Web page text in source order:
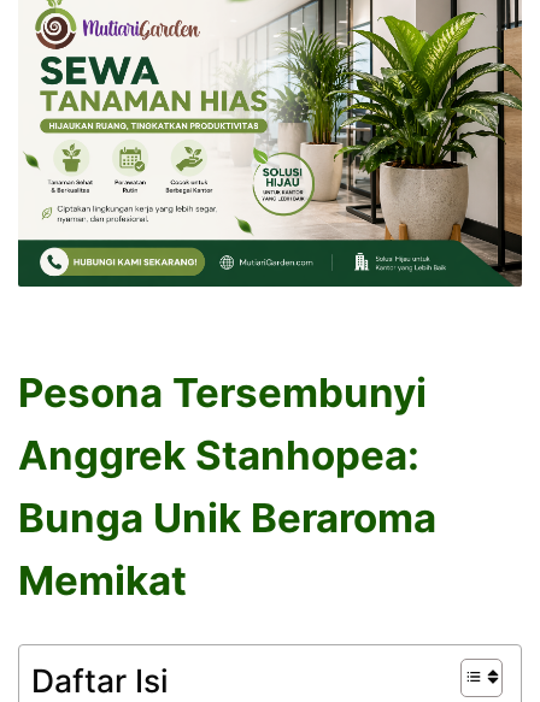
Pesona Tersembunyi
Anggrek Stanhopea:
Bunga Unik Beraroma
Memikat
Daftar Isi